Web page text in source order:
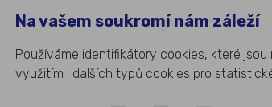
Na vašem soukromí nám záleží
Používáme identifikátory cookies, které
využitím i dalších typů cookies pro
Profil a logo Aricoma